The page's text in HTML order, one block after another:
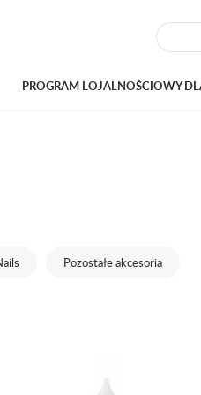
PROGRAM LOJALNOŚCIOWY
Pozostałe akcesoria